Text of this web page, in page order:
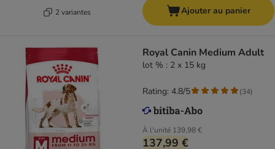
2 variantes Ajouter au panier
Royal Canin Medium Adult
lot % : 2 x 15 kg
À l'unité 139,98 €
137,99 €
Rating: 4.8/5 (34)